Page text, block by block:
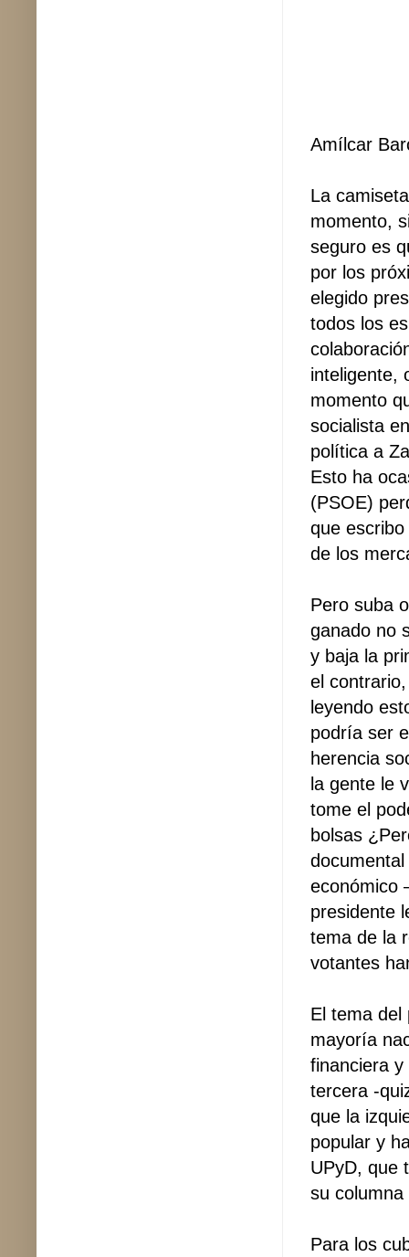
Amílcar
La
momento,
seguro es
por los
elegido
todos los
inteligente,
momento
socialista
política a
Esto ha
(PSOE)
que
de los
Pero suba
ganado no
y baja la
el
leyendo
podría ser
herencia
la gente le
tome el
bolsas
documental
económico
presidente
tema de la
votantes
El tema del
mayoría
financiera
tercera -
que la
popular y
UPyD, que
su
Para los